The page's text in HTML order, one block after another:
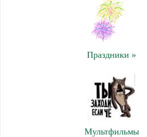
Праздники »
Мультфильмы